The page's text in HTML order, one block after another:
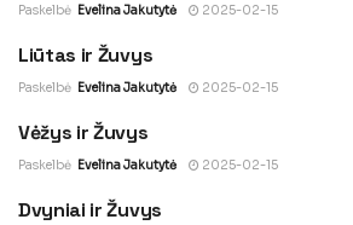
Paskelbė Evelina Jakutytė 2025-02-15
SUDERINAMUMAS SU
Liūtas ir Žuvys
Paskelbė Evelina Jakutytė 2025-02-15
SUDERINAMUMAS SU
Vėžys ir Žuvys
Paskelbė Evelina Jakutytė 2025-02-15
SUDERINAMUMAS SU
Dvyniai ir Žuvys